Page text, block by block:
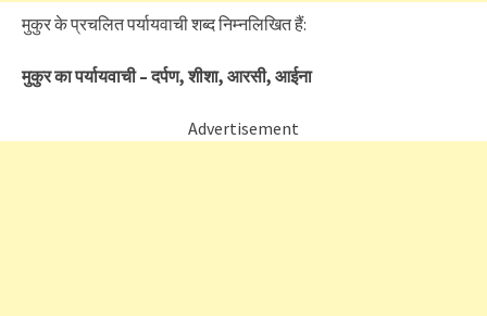
मुकुर के प्रचलित पर्यायवाची शब्द निम्नलिखित हैं:
मुकुर का पर्यायवाची – दर्पण, शीशा, आरसी, आईना
Advertisement